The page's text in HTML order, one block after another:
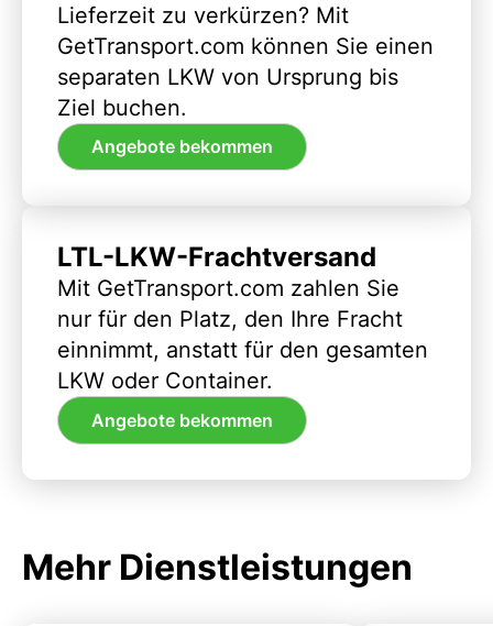
Lieferzeit zu verkürzen? Mit
GetTransport.com können Sie einen
separaten LKW von Ursprung bis
Ziel buchen.
Angebote bekommen
LTL-LKW-Frachtversand
Mit GetTransport.com zahlen Sie
nur für den Platz, den Ihre Fracht
einnimmt, anstatt für den gesamten
LKW oder Container.
Angebote bekommen
Mehr Dienstleistungen